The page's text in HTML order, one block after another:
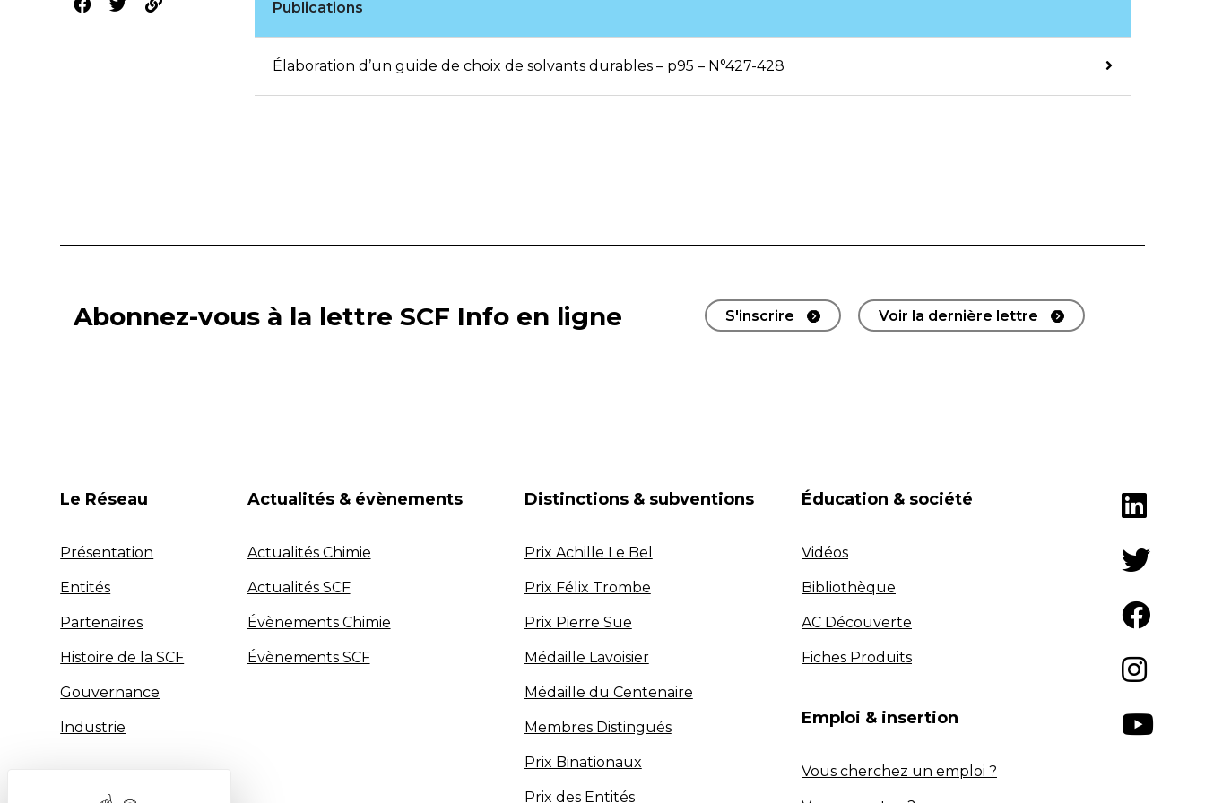
Publications
Élaboration d’un guide de choix de solvants durables – p95 – N°427-428
Abonnez-vous à la lettre SCF Info en ligne S'inscrire Voir la dernière lettre
Le Réseau
Présentation
Entités
Partenaires
Histoire de la SCF
Gouvernance
Industrie
Actualités & évènements
Actualités Chimie
Actualités SCF
Évènements Chimie
Évènements SCF
Distinctions & subventions
Prix Achille Le Bel
Prix Félix Trombe
Prix Pierre Süe
Médaille Lavoisier
Médaille du Centenaire
Membres Distingués
Prix Binationaux
Prix des Entités
Éducation & société
Vidéos
Bibliothèque
AC Découverte
Fiches Produits
Emploi & insertion
Vous cherchez un emploi ?